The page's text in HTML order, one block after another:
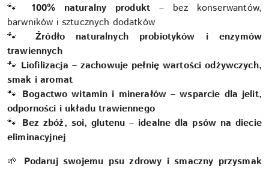
🐾 100% naturalny produkt
– bez konserwantów,
barwników i sztucznych dodatków
🐾
Źródło naturalnych probiotyków i enzymów
trawiennych
🐾 Liofilizacja – zachowuje pełnię wartości odżywczych,
smak i aromat
🐾 Bogactwo witamin i minerałów – wsparcie dla jelit,
odporności i układu trawiennego
🐾 Bez zbóż, soi, glutenu – idealne dla psów na diecie
eliminacyjnej
🌱
Podaruj swojemu psu zdrowy i smaczny przysmak